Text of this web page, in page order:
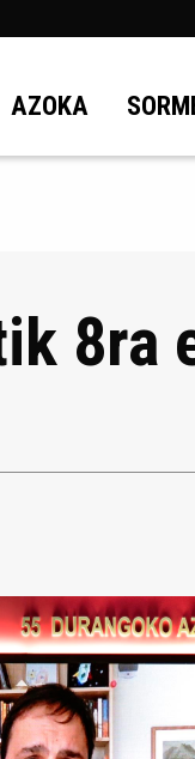
AZOKA
8ra